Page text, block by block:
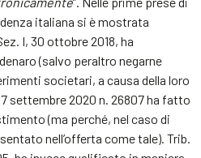
italiana si è mostrata
I, 30 ottobre 2018, ha
(salvo peraltro negarne
societari, a causa della loro
settembre 2020 n. 26807 ha fatto
(ma perché, nel caso di
nell’offerta come tale). Trib.